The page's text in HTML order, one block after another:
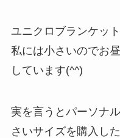
ユニクロブランケッ
私には小さいのでお
しています(^^)
実を言うとパーソナ
さいサイズを購入し